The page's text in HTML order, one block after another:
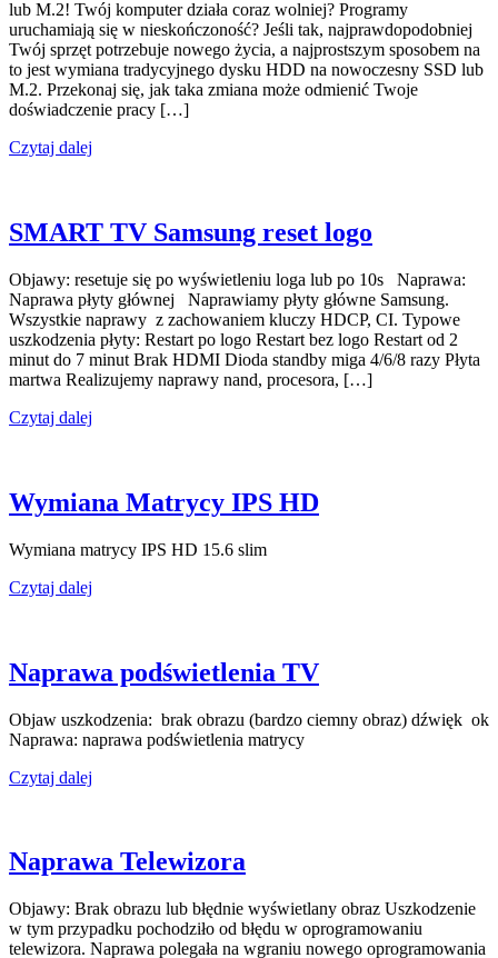
lub M.2! Twój komputer działa coraz wolniej? Programy
uruchamiają się w nieskończoność? Jeśli tak, najprawdopodobniej
Twój sprzęt potrzebuje nowego życia, a najprostszym sposobem na
to jest wymiana tradycyjnego dysku HDD na nowoczesny SSD lub
M.2. Przekonaj się, jak taka zmiana może odmienić Twoje
doświadczenie pracy […]
Czytaj dalej
SMART TV Samsung reset logo
Objawy: resetuje się po wyświetleniu loga lub po 10s Naprawa:
Naprawa płyty głównej Naprawiamy płyty główne Samsung.
Wszystkie naprawy z zachowaniem kluczy HDCP, CI. Typowe
uszkodzenia płyty: Restart po logo Restart bez logo Restart od 2
minut do 7 minut Brak HDMI Dioda standby miga 4/6/8 razy Płyta
martwa Realizujemy naprawy nand, procesora, […]
Czytaj dalej
Wymiana Matrycy IPS HD
Wymiana matrycy IPS HD 15.6 slim
Czytaj dalej
Naprawa podświetlenia TV
Objaw uszkodzenia: brak obrazu (bardzo ciemny obraz) dźwięk ok
Naprawa: naprawa podświetlenia matrycy
Czytaj dalej
Naprawa Telewizora
Objawy: Brak obrazu lub błędnie wyświetlany obraz Uszkodzenie
w tym przypadku pochodziło od błędu w oprogramowaniu
telewizora. Naprawa polegała na wgraniu nowego oprogramowania